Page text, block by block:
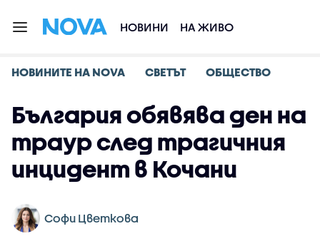
НОВИНИ НА ЖИВО
НОВИНИТЕ НА NOVA СВЕТЪТ ОБЩЕСТВО
България обявява ден на
траур след трагичния
инцидент в Кочани
Софи Цветкова